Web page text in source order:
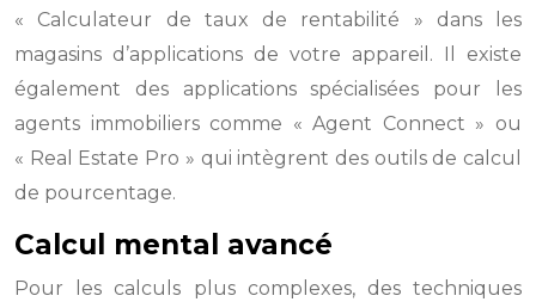
« Calculateur de taux de rentabilité » dans les
magasins d’applications de votre appareil. Il existe
également des applications spécialisées pour les
agents immobiliers comme « Agent Connect » ou
« Real Estate Pro » qui intègrent des outils de calcul
de pourcentage.
Calcul mental avancé
Pour les calculs plus complexes, des techniques